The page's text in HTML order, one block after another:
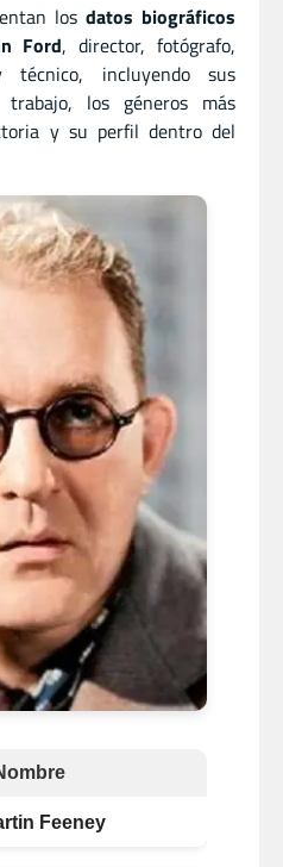
los datos biográficos
Ford, director,fotógrafo,
técnico, incluyendo sus
trabajo, los géneros más
y su perfil dentro del
Feeney